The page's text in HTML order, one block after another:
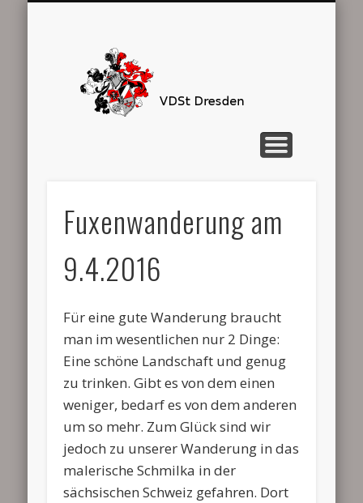
Fuxenwanderung am
9.4.2016
Für eine gute Wanderung braucht
man im wesentlichen nur 2 Dinge:
Eine schöne Landschaft und genug
zu trinken. Gibt es von dem einen
weniger, bedarf es von dem anderen
um so mehr. Zum Glück sind wir
jedoch zu unserer Wanderung in das
malerische Schmilka in der
sächsischen Schweiz gefahren. Dort